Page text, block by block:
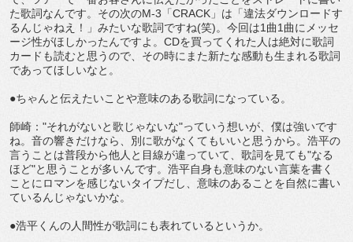
た歌詞なんです。その次のM-3「CRACK」は「違法ダウンロードす
るんじゃねえ！」みたいな歌詞ですね(笑)。今回は1曲1曲にメッセ
ージ性がほしかったんですよ。CDを買ってくれた人は絶対に歌詞
カードも読むと思うので、その時にまた新たな感動も生まれる歌詞
であってほしいなと。
●ちゃんと伝えたいことや意味のある歌詞になっている。
師崎："それがないと歌じゃないな"っていう想いが、僕は強いです
ね。音の響きだけなら、別に歌がなくてもいいと思うから。浩平の
言うことは普段から他人と目線が違っていて、歌詞を見ても"なる
ほど"と思うことが多いんです。浩平自身も意味のない言葉を書く
ことにロマンを感じないタイプだし、意味のあることを自然に書い
ているんじゃないかな。
●浩平くんの人間性が歌詞にも表れているというか。